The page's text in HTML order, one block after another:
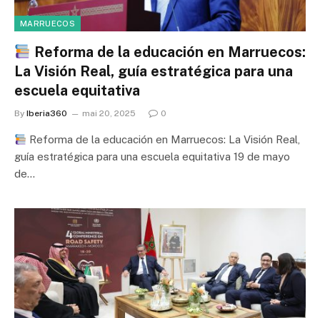
MARRUECOS
Reforma de la educación en Marruecos:
La Visión Real, guía estratégica para una
escuela equitativa
By Iberia360 mai 20, 2025 0
Reforma de la educación en Marruecos: La Visión Real,
guía estratégica para una escuela equitativa 19 de mayo
de…